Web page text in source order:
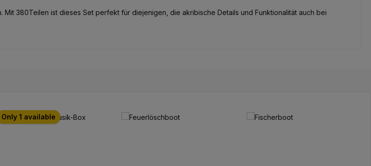
380Teilen ist dieses Set perfekt für diejenigen, die akribische Details und Funktionalität auch bei
Only 1 available